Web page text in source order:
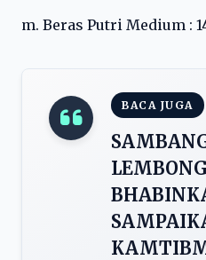
m. Beras Putri Medium :
BACA JUGA